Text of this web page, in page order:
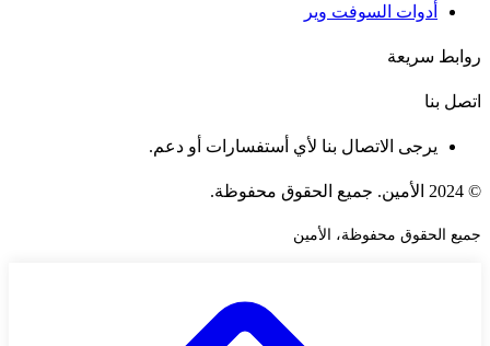
أدوات السوفت وير
روابط سريعة
اتصل بنا
يرجى الاتصال بنا لأي أستفسارات أو دعم.
© 2024 الأمين. جميع الحقوق محفوظة.
جميع الحقوق محفوظة، الأمين